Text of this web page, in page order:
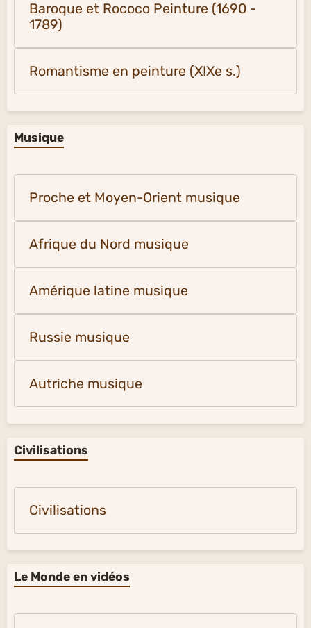
Baroque et Rococo Peinture (1690 -
1789)
Romantisme en peinture (XIXe s.)
Musique
Proche et Moyen-Orient musique
Afrique du Nord musique
Amérique latine musique
Russie musique
Autriche musique
Civilisations
Civilisations
Le Monde en vidéos